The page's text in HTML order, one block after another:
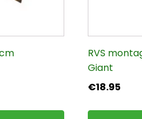
RVS
Giant
€18.95